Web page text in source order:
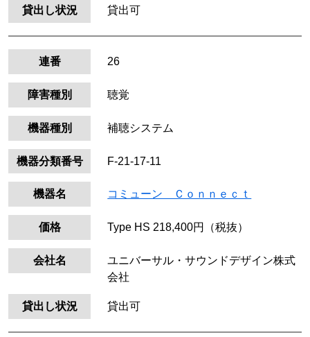
貸出し状況 貸出可
連番 26
障害種別 聴覚
機器種別 補聴システム
機器分類番号 F-21-17-11
機器名 コミューン Ｃｏｎｎｅｃｔ
価格 Type HS 218,400円（税抜）
会社名
ユニバーサル・サウンドデザイン株式
会社
貸出し状況 貸出可